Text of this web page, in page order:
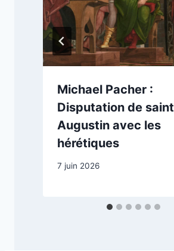
Michael Pacher :
Disputation de saint
Augustin avec les
hérétiques
7 juin 2026